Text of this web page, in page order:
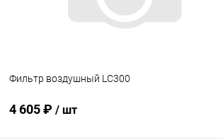
Фильтр воздушный LC300
4 605 ₽ / шт